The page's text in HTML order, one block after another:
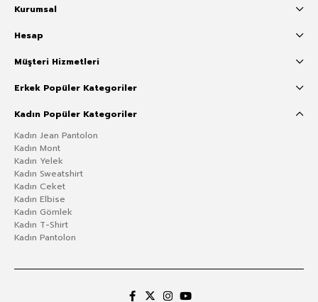
Kurumsal
Hesap
Müşteri Hizmetleri
Erkek Popüler Kategoriler
Kadın Popüler Kategoriler
Kadın Jean Pantolon
Kadın Mont
Kadın Yelek
Kadın Sweatshirt
Kadın Ceket
Kadın Elbise
Kadın Gömlek
Kadın T-Shirt
Kadın Pantolon